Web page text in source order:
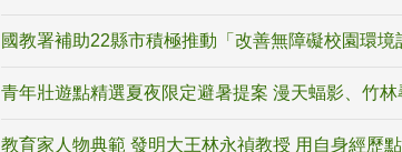
國教署補助22縣市積極推動「改善無障礙校園環
青年壯遊點精選夏夜限定避暑提案 漫天蝠影、竹
教育家人物典範 發明大王林永禎教授 用自身經歷